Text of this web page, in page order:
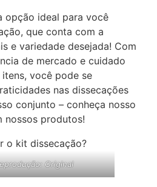
opção ideal para você
que conta com a
e variedade desejada! Com
de mercado e cuidado
você pode se
nas dissecações
conjunto – conheça nosso
nossos produtos!
Original